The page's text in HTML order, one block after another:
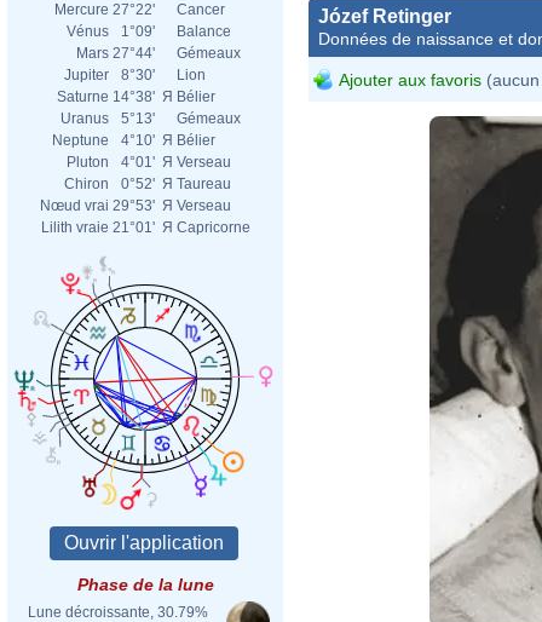
Mercure 27°22'
Cancer
Vénus
1°09'
Balance
Mars 27°44'
Gémeaux
Jupiter
8°30'
Lion
Saturne 14°38' Я Bélier
Uranus
5°13'
Gémeaux
Neptune
4°10' Я Bélier
Pluton
4°01' Я Verseau
Chiron
0°52' Я Taureau
Nœud vrai 29°53' Я Verseau
Lilith vraie 21°01' Я Capricorne
Phase de la lune
Lune décroissante, 30.79%
Józef Retinger
Données de naissance et
Ajouter aux favoris